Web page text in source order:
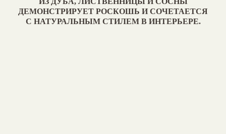
ДЕМОНСТРИРУЕТ РОСКОШЬ И СОЧЕТАЕТСЯ
С НАТУРАЛЬНЫМ СТИЛЕМ В ИНТЕРЬЕРЕ.